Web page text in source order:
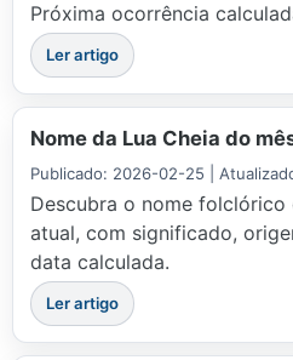
Próxima ocorrência
Ler artigo
Nome da Lua Cheia do
Publicado: 2026-02-25 |
Descubra o nome folclórico
atual, com significado,
data calculada.
Ler artigo